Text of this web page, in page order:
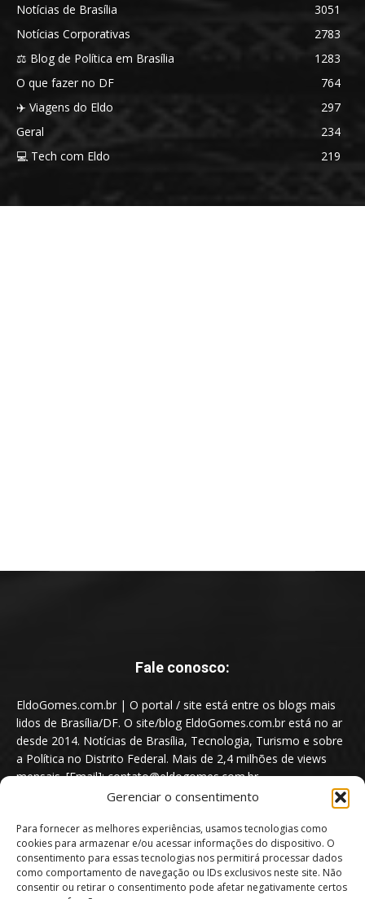
Gerenciar o consentimento
Para fornecer as melhores experiências, usamos tecnologias como
cookies para armazenar e/ou acessar informações do dispositivo. O
consentimento para essas tecnologias nos permitirá processar dados
como comportamento de navegação ou IDs exclusivos neste site. Não
consentir ou retirar o consentimento pode afetar negativamente certos
Notícias de Brasília
3051
Notícias Corporativas
2783
⚖️ Blog de Política em Brasília
1283
O que fazer no DF
764
✈️ Viagens do Eldo
297
Geral
234
💻 Tech com Eldo
219
Fale conosco:
EldoGomes.com.br | O portal / site está entre os blogs mais
lidos de Brasília/DF. O site/blog EldoGomes.com.br está no ar
desde 2014. Notícias de Brasília, Tecnologia, Turismo e sobre
a Política no Distrito Federal. Mais de 2,4 milhões de views
mensais. [Email]: contato@eldogomes.com.br